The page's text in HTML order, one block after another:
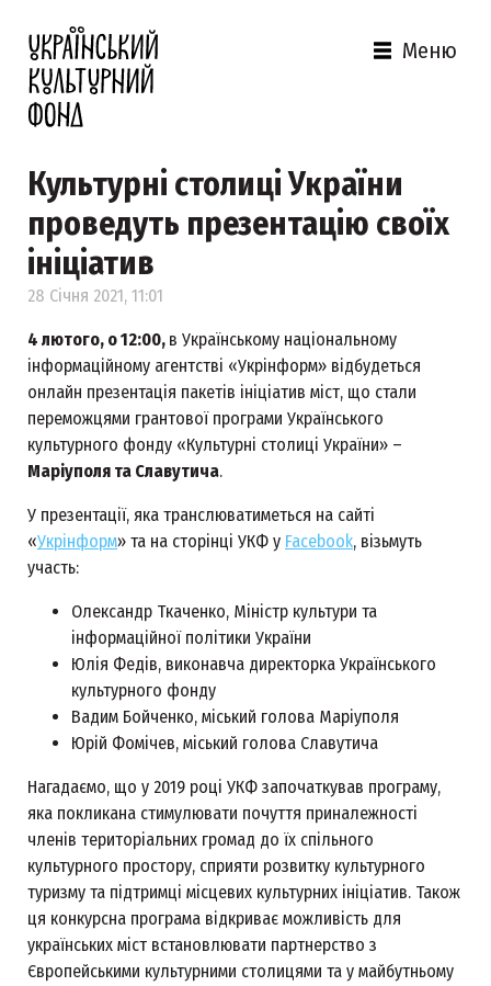
Меню
Культурні столиці України
проведуть презентацію своїх
ініціатив
28 Січня 2021, 11:01
4 лютого, о 12:00, в Українському національному
інформаційному агентстві «Укрінформ» відбудеться
онлайн презентація пакетів ініціатив міст, що стали
переможцями грантової програми Українського
культурного фонду «Культурні столиці України» –
Маріуполя та Славутича.
У презентації, яка транслюватиметься на сайті
«Укрінформ» та на сторінці УКФ у Facebook, візьмуть
участь:
Олександр Ткаченко, Міністр культури та
інформаційної політики України
Юлія Федів, виконавча директорка Українського
культурного фонду
Вадим Бойченко, міський голова Маріуполя
Юрій Фомічев, міський голова Славутича
Нагадаємо, що у 2019 році УКФ започаткував програму,
яка покликана стимулювати почуття приналежності
членів територіальних громад до їх спільного
культурного простору, сприяти розвитку культурного
туризму та підтримці місцевих культурних ініціатив. Також
ця конкурсна програма відкриває можливість для
українських міст встановлювати партнерство з
Європейськими культурними столицями та у майбутньому